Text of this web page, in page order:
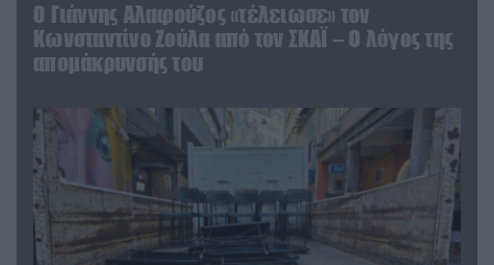
Ο Γιάννης Αλαφούζος «τέλειωσε» τον
Κωνσταντίνο Ζούλα από τον ΣΚΑΪ – Ο λόγος της
απομάκρυνσής του